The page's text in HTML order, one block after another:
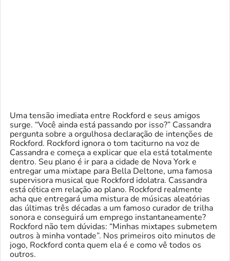
Uma tensão imediata entre Rockford e seus amigos
surge. “Você ainda está passando por isso?” Cassandra
pergunta sobre a orgulhosa declaração de intenções de
Rockford. Rockford ignora o tom taciturno na voz de
Cassandra e começa a explicar que ela está totalmente
dentro. Seu plano é ir para a cidade de Nova York e
entregar uma mixtape para Bella Deltone, uma famosa
supervisora ​​​​musical que Rockford idolatra. Cassandra
está cética em relação ao plano. Rockford realmente
acha que entregará uma mistura de músicas aleatórias
das últimas três décadas a um famoso curador de trilha
sonora e conseguirá um emprego instantaneamente?
Rockford não tem dúvidas: “Minhas mixtapes submetem
outros à minha vontade”. Nos primeiros oito minutos de
jogo, Rockford conta quem ela é e como vê todos os
outros.